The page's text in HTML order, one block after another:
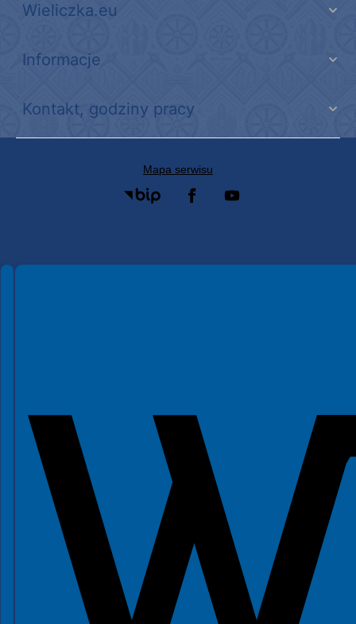
Wieliczka.eu
Informacje
Kontakt, godziny pracy
Mapa serwisu
Spełniamy standardy WCAG 2.2
Spełniamy standardy W3C